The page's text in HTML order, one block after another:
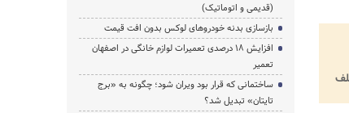
(قدیمی و اتوماتیک)
بازسازی بدنه خودروهای لوکس بدون افت قیمت
افزایش ۱۸ درصدی تعمیرات لوازم خانگی در اصفهان
تعمیر
ساختمانی که قرار بود ویران شود؛ چگونه به «برج
تایتان» تبدیل شد؟